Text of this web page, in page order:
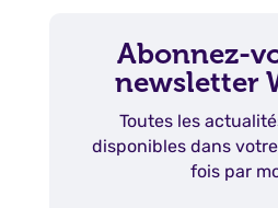
Abonnez-
newsletter
Toutes les
disponibles dans
fois par